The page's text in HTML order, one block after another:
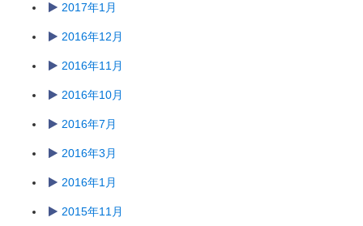
2017年1月
2016年12月
2016年11月
2016年10月
2016年7月
2016年3月
2016年1月
2015年11月